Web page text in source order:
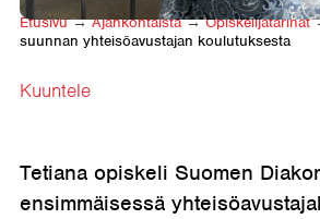
Etusivu→Ajankohtaista→Opiskelija­tarinat
suunnan yhteisöavustajan koulutuksesta
Kuuntele
Tetiana opiskeli Suomen
ensimmäisessä